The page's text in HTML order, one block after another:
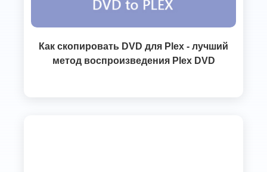
Как скопировать DVD для Plex - лучший
метод воспроизведения Plex DVD